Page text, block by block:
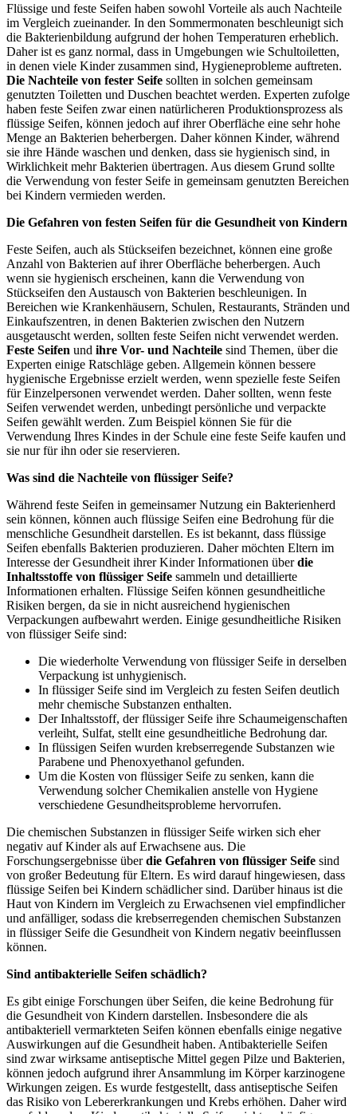
Flüssige und feste Seifen haben sowohl Vorteile als auch Nachteile
im Vergleich zueinander. In den Sommermonaten beschleunigt sich
die Bakterienbildung aufgrund der hohen Temperaturen erheblich.
Daher ist es ganz normal, dass in Umgebungen wie Schultoiletten,
in denen viele Kinder zusammen sind, Hygieneprobleme auftreten.
Die Nachteile von fester Seife sollten in solchen gemeinsam
genutzten Toiletten und Duschen beachtet werden. Experten zufolge
haben feste Seifen zwar einen natürlicheren Produktionsprozess als
flüssige Seifen, können jedoch auf ihrer Oberfläche eine sehr hohe
Menge an Bakterien beherbergen. Daher können Kinder, während
sie ihre Hände waschen und denken, dass sie hygienisch sind, in
Wirklichkeit mehr Bakterien übertragen. Aus diesem Grund sollte
die Verwendung von fester Seife in gemeinsam genutzten Bereichen
bei Kindern vermieden werden.
Die Gefahren von festen Seifen für die Gesundheit von Kindern
Feste Seifen, auch als Stückseifen bezeichnet, können eine große
Anzahl von Bakterien auf ihrer Oberfläche beherbergen. Auch
wenn sie hygienisch erscheinen, kann die Verwendung von
Stückseifen den Austausch von Bakterien beschleunigen. In
Bereichen wie Krankenhäusern, Schulen, Restaurants, Stränden und
Einkaufszentren, in denen Bakterien zwischen den Nutzern
ausgetauscht werden, sollten feste Seifen nicht verwendet werden.
Feste Seifen und ihre Vor- und Nachteile sind Themen, über die
Experten einige Ratschläge geben. Allgemein können bessere
hygienische Ergebnisse erzielt werden, wenn spezielle feste Seifen
für Einzelpersonen verwendet werden. Daher sollten, wenn feste
Seifen verwendet werden, unbedingt persönliche und verpackte
Seifen gewählt werden. Zum Beispiel können Sie für die
Verwendung Ihres Kindes in der Schule eine feste Seife kaufen und
sie nur für ihn oder sie reservieren.
Was sind die Nachteile von flüssiger Seife?
Während feste Seifen in gemeinsamer Nutzung ein Bakterienherd
sein können, können auch flüssige Seifen eine Bedrohung für die
menschliche Gesundheit darstellen. Es ist bekannt, dass flüssige
Seifen ebenfalls Bakterien produzieren. Daher möchten Eltern im
Interesse der Gesundheit ihrer Kinder Informationen überdie
Inhaltsstoffe von flüssiger Seife sammeln und detaillierte
Informationen erhalten. Flüssige Seifen können gesundheitliche
Risiken bergen, da sie in nicht ausreichend hygienischen
Verpackungen aufbewahrt werden. Einige gesundheitliche Risiken
von flüssiger Seife sind:
Die wiederholte Verwendung von flüssiger Seife in derselben
Verpackung ist unhygienisch.
In flüssiger Seife sind im Vergleich zu festen Seifen deutlich
mehr chemische Substanzen enthalten.
Der Inhaltsstoff, der flüssiger Seife ihre Schaumeigenschaften
verleiht, Sulfat, stellt eine gesundheitliche Bedrohung dar.
In flüssigen Seifen wurden krebserregende Substanzen wie
Parabene und Phenoxyethanol gefunden.
Um die Kosten von flüssiger Seife zu senken, kann die
Verwendung solcher Chemikalien anstelle von Hygiene
verschiedene Gesundheitsprobleme hervorrufen.
Die chemischen Substanzen in flüssiger Seife wirken sich eher
negativ auf Kinder als auf Erwachsene aus. Die
Forschungsergebnisse überdie Gefahren von flüssiger Seife sind
von großer Bedeutung für Eltern. Es wird darauf hingewiesen, dass
flüssige Seifen bei Kindern schädlicher sind. Darüber hinaus ist die
Haut von Kindern im Vergleich zu Erwachsenen viel empfindlicher
und anfälliger, sodass die krebserregenden chemischen Substanzen
in flüssiger Seife die Gesundheit von Kindern negativ beeinflussen
können.
Sind antibakterielle Seifen schädlich?
Es gibt einige Forschungen über Seifen, die keine Bedrohung für
die Gesundheit von Kindern darstellen. Insbesondere die als
antibakteriell vermarkteten Seifen können ebenfalls einige negative
Auswirkungen auf die Gesundheit haben. Antibakterielle Seifen
sind zwar wirksame antiseptische Mittel gegen Pilze und Bakterien,
können jedoch aufgrund ihrer Ansammlung im Körper karzinogene
Wirkungen zeigen. Es wurde festgestellt, dass antiseptische Seifen
das Risiko von Lebererkrankungen und Krebs erhöhen. Daher wird